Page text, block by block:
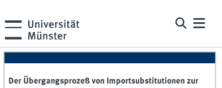
Der Übergangsprozeß von Importsubstitutionen zur